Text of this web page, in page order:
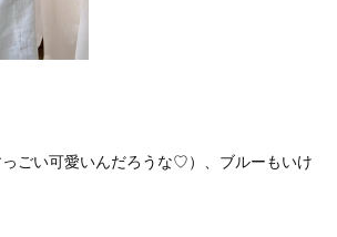
ごい可愛いんだろうな♡）、ブルーもいけ